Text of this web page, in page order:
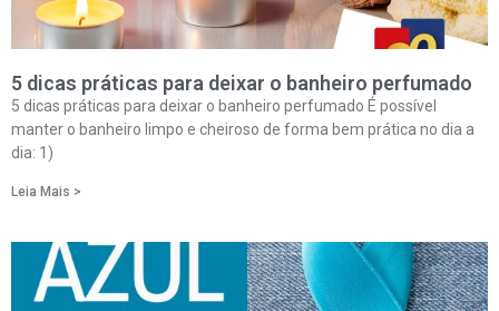
5 dicas práticas para deixar o banheiro perfumado
5 dicas práticas para deixar o banheiro perfumado É possível
manter o banheiro limpo e cheiroso de forma bem prática no dia a
dia: 1)
Leia Mais >